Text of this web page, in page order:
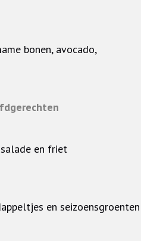
bonen, avocado,
en friet
en seizoensgroenten